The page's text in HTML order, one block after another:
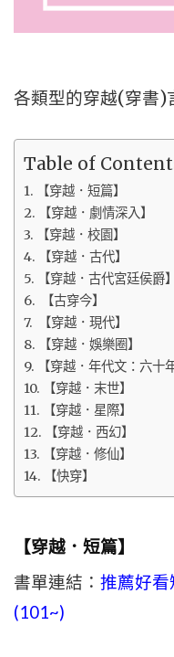
各類型的穿越(穿書)
Table of
【穿越．短篇】
【穿越．劇情深入】
【穿越．校園】
【穿越．古代】
【穿越．古代宮廷侯爵】
【古穿今】
【穿越．現代】
【穿越．娛樂圈】
【穿越．年代文：六十
【穿越．末世】
【穿越．星際】
【穿越．西幻】
【穿越．修仙】
【快穿】
【穿越．短篇】
書單連結： 推薦好
(101~)